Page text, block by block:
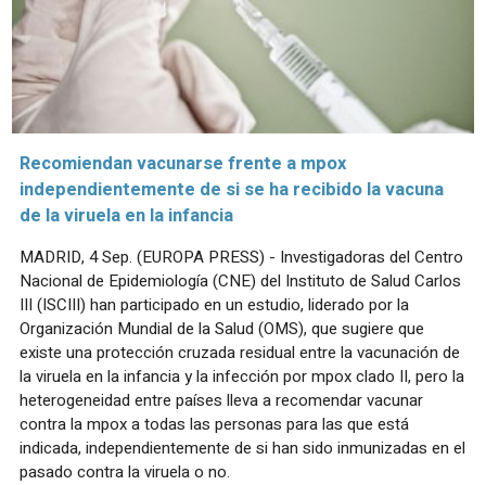
Recomiendan vacunarse frente a mpox
independientemente de si se ha recibido la vacuna
de la viruela en la infancia
MADRID, 4 Sep. (EUROPA PRESS) - Investigadoras del Centro
Nacional de Epidemiología (CNE) del Instituto de Salud Carlos
III (ISCIII) han participado en un estudio, liderado por la
Organización Mundial de la Salud (OMS), que sugiere que
existe una protección cruzada residual entre la vacunación de
la viruela en la infancia y la infección por mpox clado II, pero la
heterogeneidad entre países lleva a recomendar vacunar
contra la mpox a todas las personas para las que está
indicada, independientemente de si han sido inmunizadas en el
pasado contra la viruela o no.